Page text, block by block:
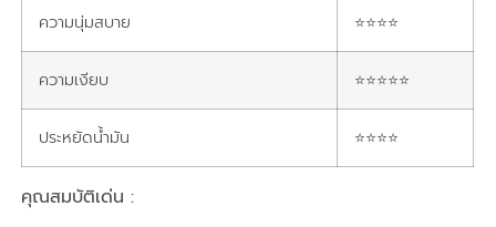
ความนุ่มสบาย ⭐⭐⭐⭐
ความเงียบ ⭐⭐⭐⭐⭐
ประหยัดน้ำมัน ⭐⭐⭐⭐
คุณสมบัติเด่น :